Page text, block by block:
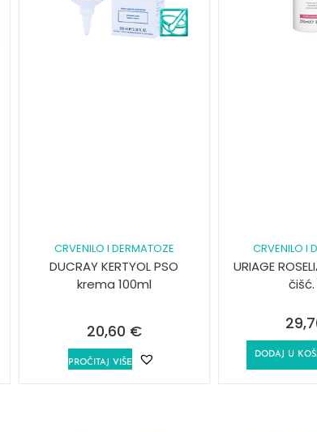
CRVENILO I DERMATOZE
DUCRAY KERTYOL PSO
krema 100ml
20,60 €
PROČITAJ VIŠE
CRVENILO I
URIAGE
DODAJ U